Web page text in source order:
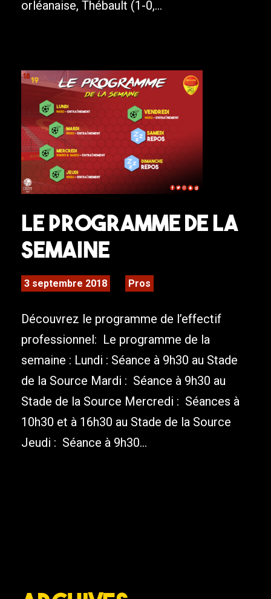
orléanaise, Thébault (1-0,...
Le programme de la
semaine
3 septembre 2018 Pros
Découvrez le programme de l’effectif
professionnel: Le programme de la
semaine : Lundi : Séance à 9h30 au Stade
de la Source Mardi : Séance à 9h30 au
Stade de la Source Mercredi : Séances à
10h30 et à 16h30 au Stade de la Source
Jeudi : Séance à 9h30...